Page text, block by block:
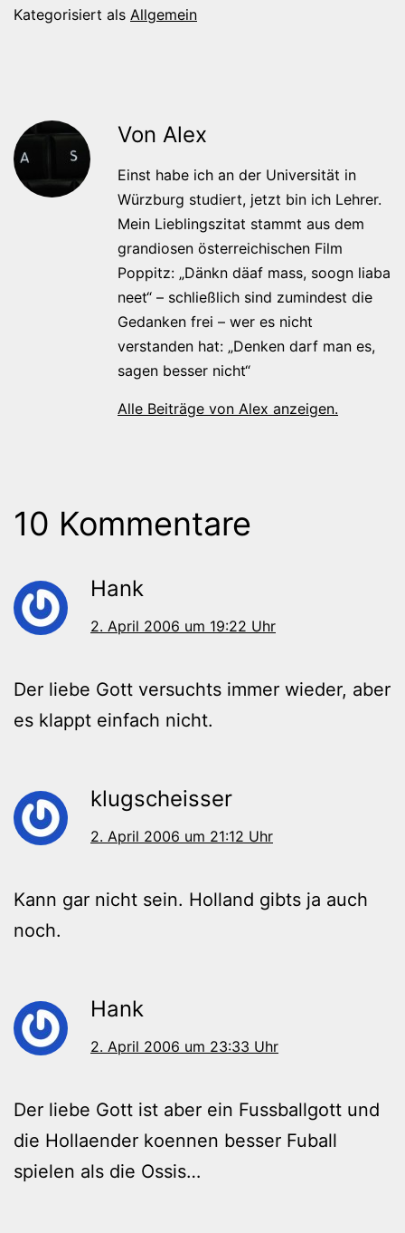
Kategorisiert als Allgemein
Von Alex
Einst habe ich an der Universität in
Würzburg studiert, jetzt bin ich Lehrer.
Mein Lieblingszitat stammt aus dem
grandiosen österreichischen Film
Poppitz: „Dänkn däaf mass, soogn liaba
neet“ – schließlich sind zumindest die
Gedanken frei – wer es nicht
verstanden hat: „Denken darf man es,
sagen besser nicht“
Alle Beiträge von Alex anzeigen.
10 Kommentare
Hank
2. April 2006 um 19:22 Uhr
Der liebe Gott versuchts immer wieder, aber
es klappt einfach nicht.
klugscheisser
2. April 2006 um 21:12 Uhr
Kann gar nicht sein. Holland gibts ja auch
noch.
Hank
2. April 2006 um 23:33 Uhr
Der liebe Gott ist aber ein Fussballgott und
die Hollaender koennen besser Fuball
spielen als die Ossis…